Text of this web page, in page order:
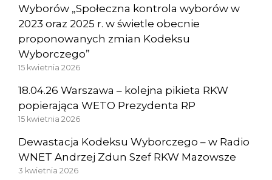
Wyborów „Społeczna kontrola wyborów w
2023 oraz 2025 r. w świetle obecnie
proponowanych zmian Kodeksu
Wyborczego”
15 kwietnia 2026
18.04.26 Warszawa – kolejna pikieta RKW
popierająca WETO Prezydenta RP
15 kwietnia 2026
Dewastacja Kodeksu Wyborczego – w Radio
WNET Andrzej Zdun Szef RKW Mazowsze
3 kwietnia 2026